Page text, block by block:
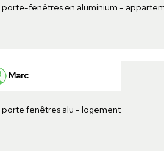
porte-fenêtres en aluminium -
Marc
porte fenêtres alu - logement